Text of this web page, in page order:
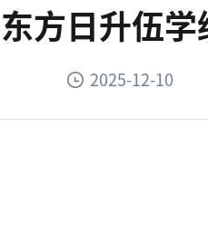
方日升伍
2025-12-10